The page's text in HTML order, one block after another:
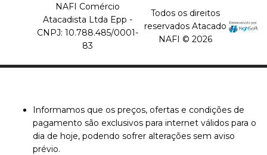
NAFI Comércio
Atacadista Ltda Epp -
CNPJ: 10.788.485/0001-
83
Todos os direitos
reservados Atacado
NAFI © 2026
Informamos que os preços, ofertas e condições de
pagamento são exclusivos para internet válidos para o
dia de hoje, podendo sofrer alterações sem aviso
prévio.